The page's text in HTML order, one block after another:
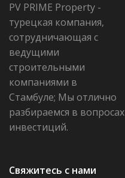
PV PRIME Property -
турецкая компания,
сотрудничающая с
ведущими
строительными
компаниями в
Стамбуле; Мы отлично
разбираемся в вопросах
инвестиций.
Свяжитесь с нами